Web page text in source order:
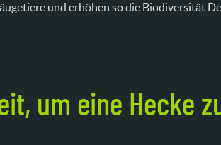
und erhöhen so die Biodiversität
um eine Hecke